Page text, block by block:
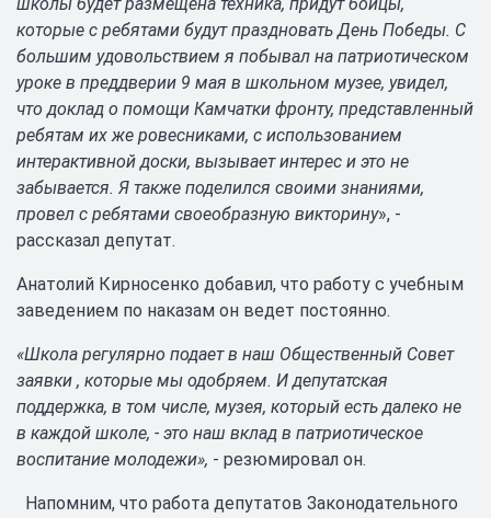
которые с ребятами будут праздновать День Победы. С
большим удовольствием я побывал на патриотическом
уроке в преддверии 9 мая в школьном музее, увидел,
что доклад о помощи Камчатки фронту, представленный
ребятам их же ровесниками, с использованием
интерактивной доски, вызывает интерес и это не
забывается. Я также поделился своими знаниями,
провел с ребятами своеобразную викторину», -
рассказал депутат.
Анатолий Кирносенко добавил, что работу с учебным
заведением по наказам он ведет постоянно.
«Школа регулярно подает в наш Общественный Совет
заявки , которые мы одобряем. И депутатская
поддержка, в том числе, музея, который есть далеко не
в каждой школе, - это наш вклад в патриотическое
воспитание молодежи», - резюмировал он.
Напомним, что работа депутатов Законодательного